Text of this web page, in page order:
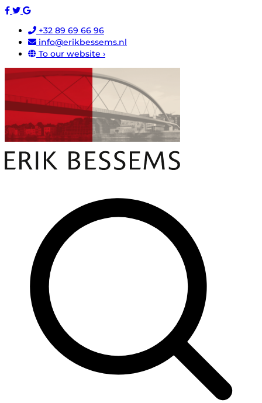
+32 89 69 66 96
info@erikbessems.nl
To our website ›